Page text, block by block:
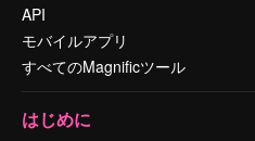
API
モバイルアプリ
すべてのMagnificツール
はじめに